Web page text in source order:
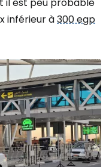
inférieur à300 egp